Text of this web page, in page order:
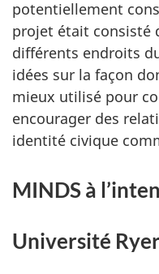
potentiellement
projet était consisté
différents endroits
idées sur la façon
mieux utilisé pour
encourager des
identité civique
MINDS à
Université